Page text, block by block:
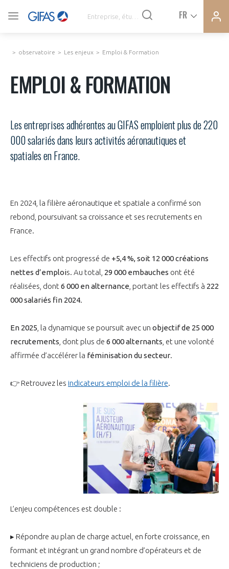
FR
SYNTHÈSE DE PRESSE
COMMUNIQUÉS DE PRESSE
PRÉSENTATION
NOS MISSIONS
LE CONSEIL DU GIFAS
NOS RÉSEAUX À L'INTERNATIONAL
FONCTIONNEMENT
GEADS
COMMISSIONS ET COMITÉS
ACCOMPAGNEMENT DE NOS ADHÉRENTS
LES PROGRAMMES DU GIFAS
UN ÉCOSYSTÈME INTÉGRÉ ET COHÉRENT
POURQUOI DEVENIR MEMBRE ?
LA MÉDIATION DANS LA FILIÈRE AÉRONAUTIQUE ET SPATIALE
LE MÉDIATEUR DE LA FILIÈRE AÉRONAUTIQUE ET SPATIALE
MÉDIATION ET CHARTE D’ENGAGEMENT SUR LES RELATIONS ENTRE
LA MÉDIATION AU-DELÀ DE LA FILIÈRE AÉRONAUTIQUE ET SPATIALE
LE SALON DU BOURGET
L'OBSERVATOIRE
LES ENJEUX
observatoire Les enjeux Emploi & Formation
EMPLOI & FORMATION
Les entreprises adhérentes au GIFAS emploient plus de 220
000 salariés dans leurs activités aéronautiques et
spatiales en France.
En 2024, la filière aéronautique et spatiale a confirmé son
rebond, poursuivant sa croissance et ses recrutements en
France.
Les effectifs ont progressé de +5,4 %, soit 12 000 créations
nettes d’emplois. Au total, 29 000 embauches ont été
réalisées, dont 6 000 en alternance , portant les effectifs à 222
000 salariés fin 2024.
En 2025 , la dynamique se poursuit avec un objectif de 25 000
recrutements , dont plus de 6 000 alternants , et une volonté
affirmée d’accélérer la féminisation du secteur.
👉 Retrouvez les indicateurs emploi de la filière.
L’enjeu compétences est double :
▸ Répondre au plan de charge actuel, en forte croissance, en
formant et intégrant un grand nombre d’opérateurs et de
techniciens de production ;
VOUS ÊTES ADHÉRENTS
CONNEXION
PAS ENCORE ADHÉRENT ?
VOUS ÊTES UN PROFESSIONNEL DE LA FILIÈRE ?
votre réseau au sein d’un écosystème intégré et
cohérent
Découvrez les avantages d'adhérer au GIFAS.
Rencontres, salons, données sectorielles,
programmes ...
DEMANDE D’ADHÉSION
DEMANDE D’ADHÉSION